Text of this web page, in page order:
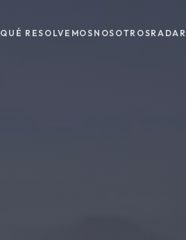
QUÉ RESOLVEMOS NOSOTROSRADAR